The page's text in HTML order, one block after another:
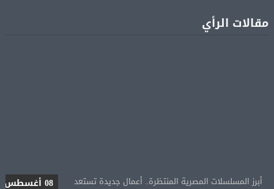
مقالات الرأي
للعرض قبل موسم رمضان